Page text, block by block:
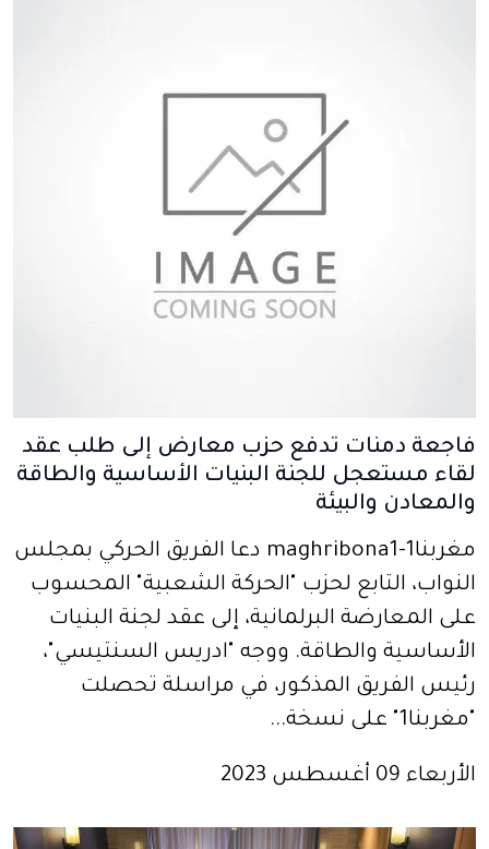
فاجعة دمنات تدفع حزب معارض إلى طلب عقد
لقاء مستعجل للجنة البنيات الأساسية والطاقة
والمعادن والبيئة
مغربنا1-maghribona1 دعا الفريق الحركي بمجلس
النواب، التابع لحزب "الحركة الشعبية" المحسوب
على المعارضة البرلمانية، إلى عقد لجنة البنيات
الأساسية والطاقة. ووجه "ادريس السنتيسي"،
رئيس الفريق المذكور، في مراسلة تحصلت
"مغربنا1" على نسخة...
الأربعاء 09 أغسطس 2023